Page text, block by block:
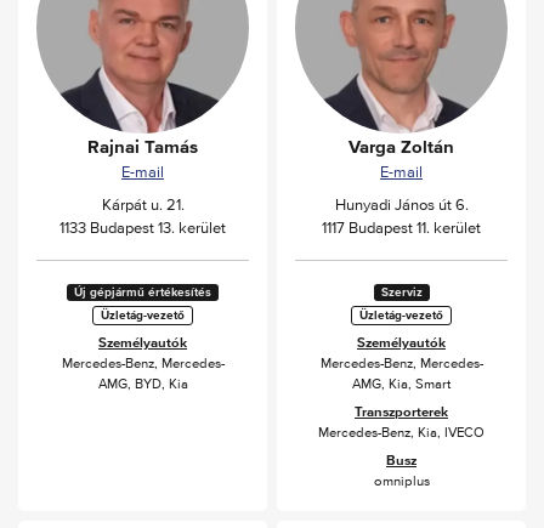
Rajnai Tamás
E-mail
Kárpát u. 21.
1133 Budapest 13. kerület
Új gépjármű értékesítés
Üzletág-vezető
Személyautók
Mercedes-Benz, Mercedes-
AMG, BYD, Kia
Varga Zoltán
E-mail
Hunyadi János út 6.
1117 Budapest 11. kerület
Szerviz
Üzletág-vezető
Személyautók
Mercedes-Benz, Mercedes-
AMG, Kia, Smart
Transzporterek
Mercedes-Benz, Kia, IVECO
Busz
omniplus